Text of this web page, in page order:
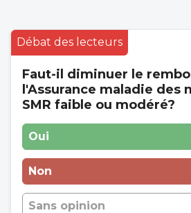
Débat des lecteurs
Faut-il diminuer le
l'Assurance maladie des
SMR faible ou modéré?
Oui
Non
Sans opinion